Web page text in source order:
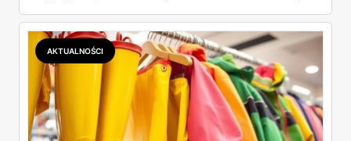
kosztuje i po czym poznać, że sprzedawca nie wciska nam
podróbki. Spisałam wszystko, czego się dowiedziałam —
łącznie z jedną wpadką, o której za chwilę.
AKTUALNOŚCI